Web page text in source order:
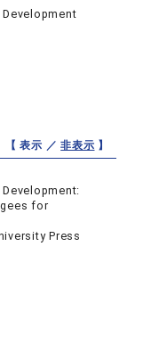
【 表示 ／非表示 】
for
Press